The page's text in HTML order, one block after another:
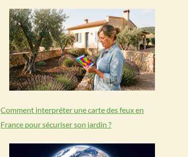
Comment interpréter une carte des feux en
France pour sécuriser son jardin ?